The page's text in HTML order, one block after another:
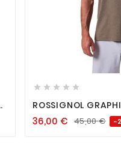

    
ROSSIGNOL
JUNGLE HEATHER
36,00€ 45,00€ -